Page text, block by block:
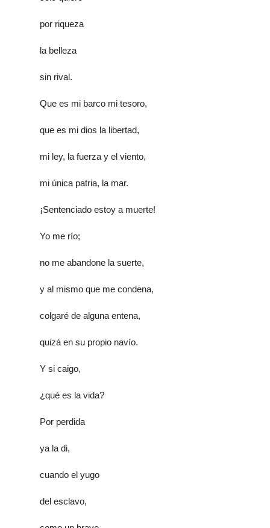
por riqueza
la belleza
sin rival.
Que es mi barco mi tesoro,
que es mi dios la libertad,
mi ley, la fuerza y el viento,
mi única patria, la mar.
¡Sentenciado estoy a muerte!
Yo me río;
no me abandone la suerte,
y al mismo que me condena,
colgaré de alguna entena,
quizá en su propio navío.
Y si caigo,
¿qué es la vida?
Por perdida
ya la di,
cuando el yugo
del esclavo,